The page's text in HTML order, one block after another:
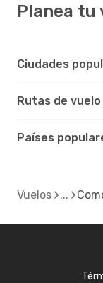
Planea tu
Ciudades
Rutas de
Países
Vuelos